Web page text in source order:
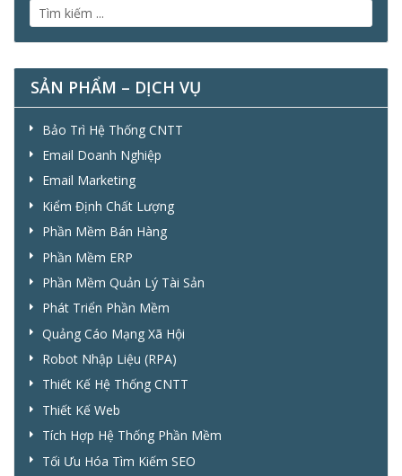
SẢN PHẨM – DỊCH VỤ
Bảo Trì Hệ Thống CNTT
Email Doanh Nghiệp
Email Marketing
Kiểm Định Chất Lượng
Phần Mềm Bán Hàng
Phần Mềm ERP
Phần Mềm Quản Lý Tài Sản
Phát Triển Phần Mềm
Quảng Cáo Mạng Xã Hội
Robot Nhập Liệu (RPA)
Thiết Kế Hệ Thống CNTT
Thiết Kế Web
Tích Hợp Hệ Thống Phần Mềm
Tối Ưu Hóa Tìm Kiếm SEO